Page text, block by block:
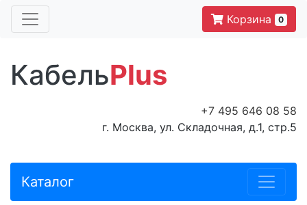
Корзина 0
КабельPlus
+7 495 646 08 58
г. Москва, ул. Складочная, д.1, стр.5
Каталог